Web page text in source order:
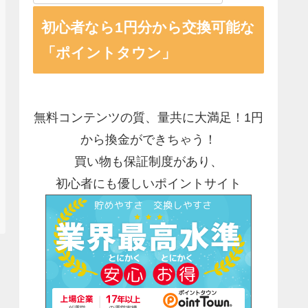
初心者なら1円分から交換可能な
「ポイントタウン」
無料コンテンツの質、量共に大満足！1円
から換金ができちゃう！
買い物も保証制度があり、
初心者にも優しいポイントサイト